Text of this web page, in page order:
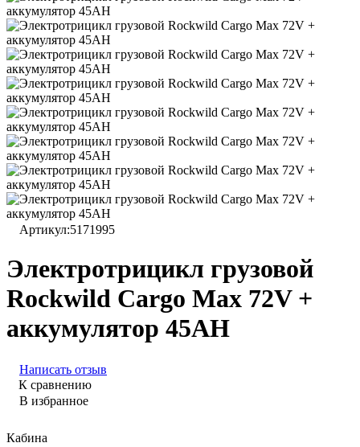
Артикул:5171995
Электротрицикл грузовой
Rockwild Cargo Max 72V +
аккумулятор 45AH
Написать отзыв
К сравнению
В избранное
Кабина